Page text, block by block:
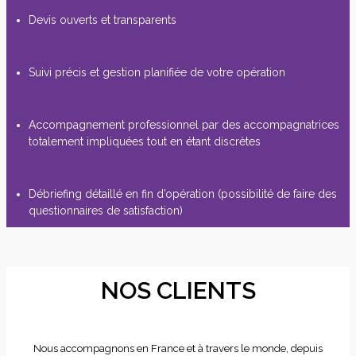
Devis ouverts et transparents
Suivi précis et gestion planifiée de votre opération
Accompagnement professionnel par des accompagnatrices
totalement impliquées tout en étant discrètes
Débriefing détaillé en fin d’opération (possibilité de faire des
questionnaires de satisfaction)
NOS CLIENTS
Nous accompagnons en France et à travers le monde, depuis